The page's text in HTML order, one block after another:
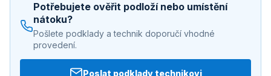
Potřebujete ověřit podloží nebo umístění
nátoku?
Pošlete podklady a technik doporučí vhodné
provedení.
Poslat podklady technikovi